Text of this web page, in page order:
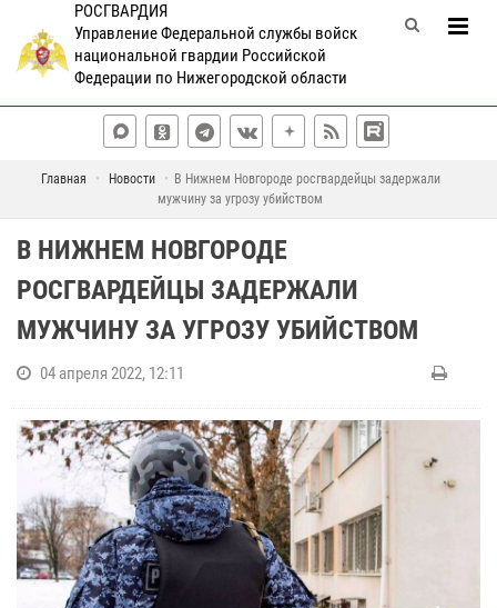
РОСГВАРДИЯ
Управление Федеральной службы войск
национальной гвардии Российской
Федерации по Нижегородской области
Главная Новости
В Нижнем Новгороде росгвардейцы задержали
мужчину за угрозу убийством
В НИЖНЕМ НОВГОРОДЕ
РОСГВАРДЕЙЦЫ ЗАДЕРЖАЛИ
МУЖЧИНУ ЗА УГРОЗУ УБИЙСТВОМ
04 апреля 2022, 12:11